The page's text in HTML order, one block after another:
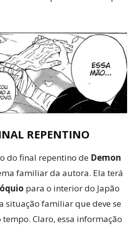
REPENTINO
do final repentino de Demon
familiar da autora. Ela terá
para o interior do Japão
situação familiar que deve se
Claro, essa informação